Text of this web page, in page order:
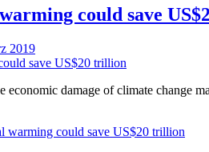
could save
2019
save US$20 trillion
economic damage of climate change
warming could save US$20 trillion